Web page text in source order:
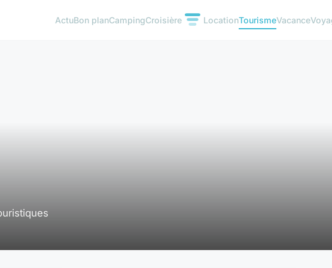
ActuBon planCampingCroisière LocationTourismeVacance